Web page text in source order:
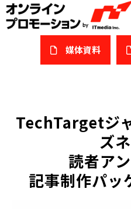
媒体資料
私た
サービスガイ
課題/ターゲ
TechTargetジ
ズ
読者ア
記事制作パッ